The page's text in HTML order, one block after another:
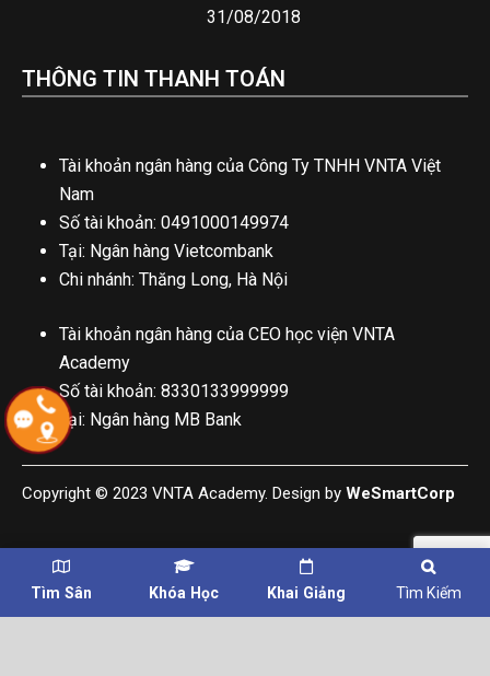
31/08/2018
THÔNG TIN THANH TOÁN
Tài khoản ngân hàng của Công Ty TNHH VNTA Việt
Nam
Số tài khoản: 0491000149974
Tại: Ngân hàng Vietcombank
Chi nhánh: Thăng Long, Hà Nội
Tài khoản ngân hàng của CEO học viện VNTA
Academy
Số tài khoản: 8330133999999
Tại: Ngân hàng MB Bank
Copyright © 2023 VNTA Academy. Design by WeSmartCorp
Tìm Sân Khóa Học Khai Giảng Tìm Kiếm